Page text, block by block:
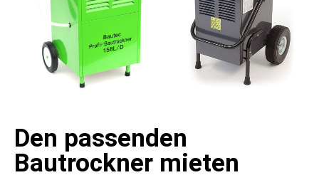
Den passenden
Bautrockner mieten